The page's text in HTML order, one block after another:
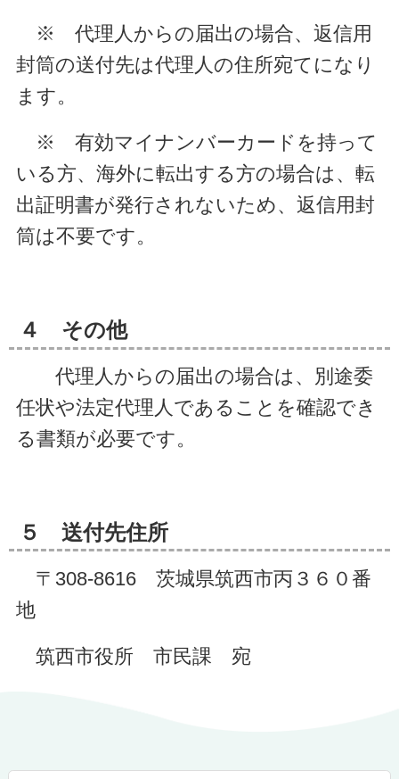
※ 代理人からの届出の場合、返信用
封筒の送付先は代理人の住所宛てになり
ます。
※ 有効マイナンバーカードを持って
いる方、海外に転出する方の場合は、転
出証明書が発行されないため、返信用封
筒は不要です。
４ その他
代理人からの届出の場合は、別途委
任状や法定代理人であることを確認でき
る書類が必要です。
５ 送付先住所
〒308-8616 茨城県筑西市丙３６０番
地
筑西市役所 市民課 宛